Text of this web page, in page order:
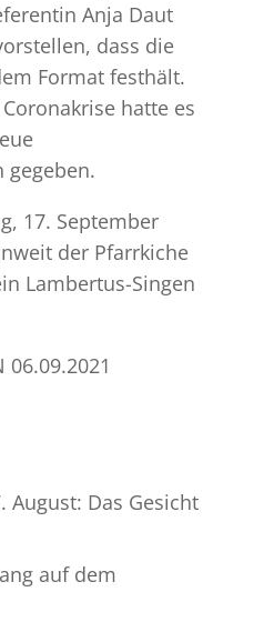
Anja Daut
dass die
Format festhält.
hatte es
gegeben.
17. September
der Pfarrkiche
Lambertus-Singen
August: Das Gesicht
auf dem